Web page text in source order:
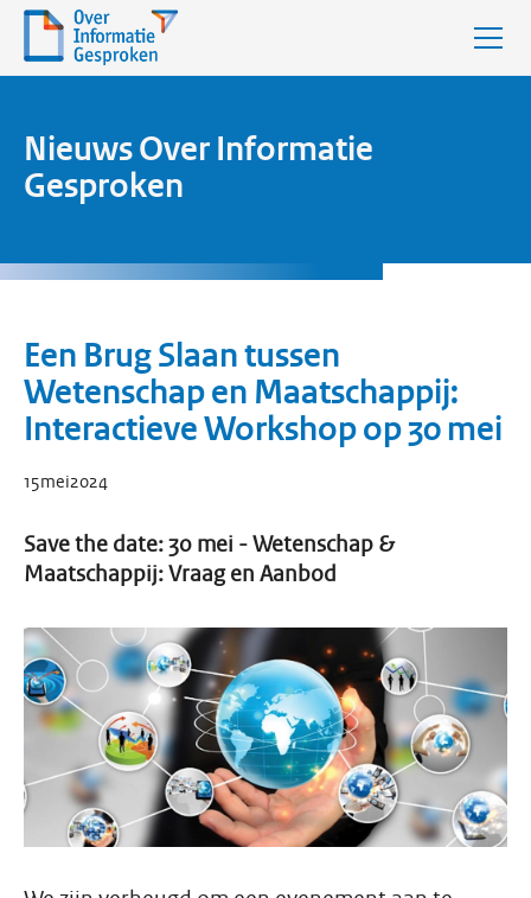
Nieuws Over Informatie
Gesproken
Een Brug Slaan tussen
Wetenschap en Maatschappij:
Interactieve Workshop op 30 mei
15mei2024
Save the date: 30 mei - Wetenschap &
Maatschappij: Vraag en Aanbod